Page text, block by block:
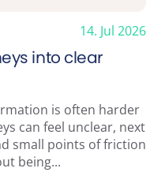
14. Jul 2026
into clear
is often harder
can feel unclear, next
small points of friction
being...